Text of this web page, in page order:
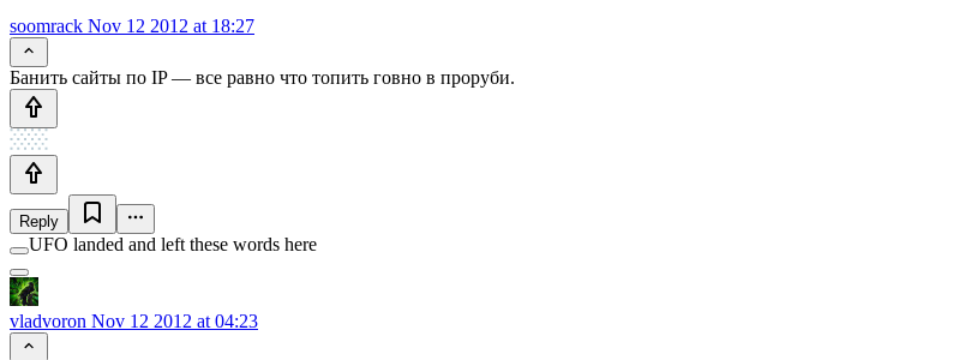
soomrack Nov 12 2012 at 18:27
Банить сайты по IP — все равно что топить говно в проруби.
Reply
UFO landed and left these words here
vladvoron Nov 12 2012 at 04:23